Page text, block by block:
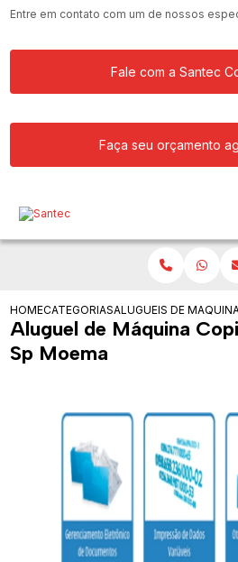
Entre em contato com um de nossos
Fale com a Santec
Faça seu orçamento
HOMECATEGORIASALUGUEIS DE
Aluguel de Máquina
Sp Moema